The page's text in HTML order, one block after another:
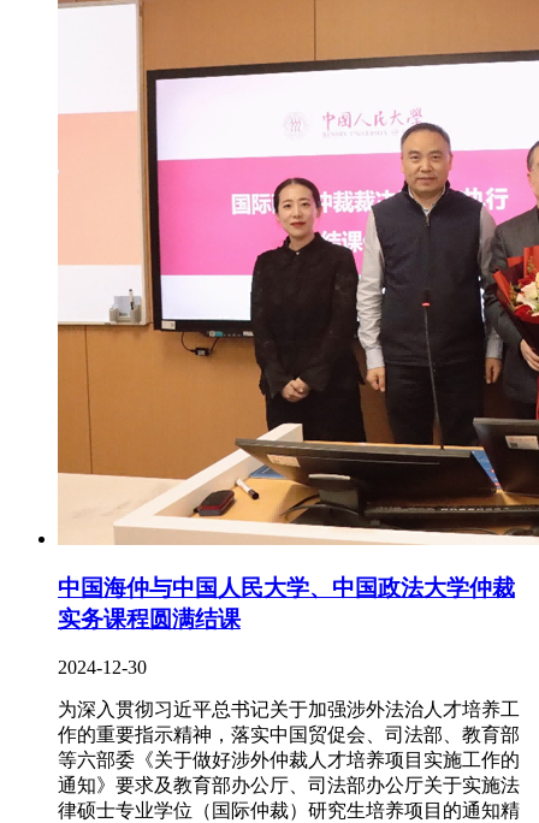
中国海仲与中国人民大学、中国政法大学仲裁
实务课程圆满结课
2024-12-30
为深入贯彻习近平总书记关于加强涉外法治人才培养工
作的重要指示精神，落实中国贸促会、司法部、教育部
等六部委《关于做好涉外仲裁人才培养项目实施工作的
通知》要求及教育部办公厅、司法部办公厅关于实施法
律硕士专业学位（国际仲裁）研究生培养项目的通知精